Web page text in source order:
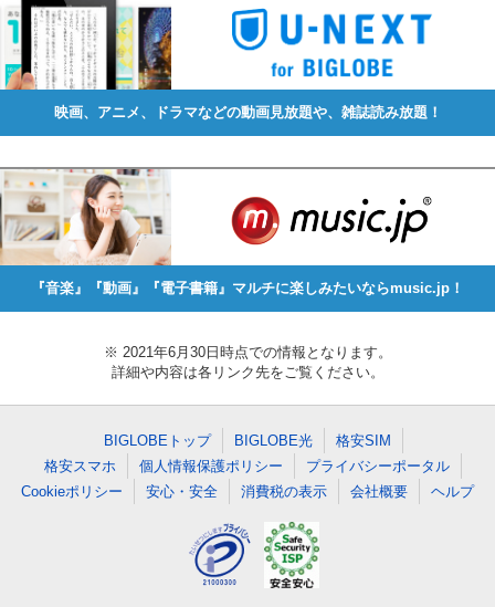
映画、アニメ、ドラマなどの動画見放題や、雑誌読み放題！
『音楽』『動画』『電子書籍』マルチに楽しみたいならmusic.jp！
※ 2021年6月30日時点での情報となります。
詳細や内容は各リンク先をご覧ください。
BIGLOBEトップ BIGLOBE光
格安SIM
格安スマホ
個人情報保護ポリシー
プライバシーポータル
Cookieポリシー
安心・安全 消費税の表示 会社概要 ヘルプ